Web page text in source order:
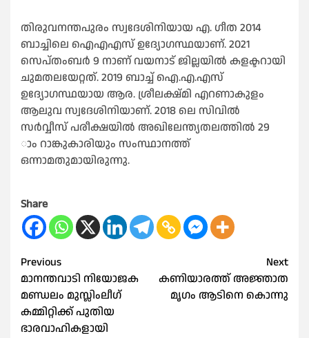
തിരുവനന്തപുരം സ്വദേശിനിയായ എ. ഗീത 2014
ബാച്ചിലെ ഐഎഎസ് ഉദ്യോഗസ്ഥയാണ്. 2021
സെപ്തംബര്‍ 9 നാണ് വയനാട് ജില്ലയില്‍ കളക്ടറായി
ചുമതലയേറ്റത്. 2019 ബാച്ച് ഐ.എ.എസ്
ഉദ്യോഗസ്ഥയായ ആര. ശ്രീലക്ഷ്മി എറണാകുളം
ആലുവ സ്വദേശിനിയാണ്. 2018 ലെ സിവില്‍
സര്‍വ്വീസ് പരീക്ഷയില്‍ അഖിലേന്ത്യതലത്തില്‍ 29
ാം റാങ്കുകാരിയും സംസ്ഥാനത്ത്
ഒന്നാമതുമായിരുന്നു.
Share
Post
navigation
Previous
മാനന്തവാടി നിയോജക
മണ്ഡലം മുസ്ലിംലീഗ്
കമ്മിറ്റിക്ക് പുതിയ
ഭാരവാഹികളായി
Next
കണിയാരത്ത് അജ്ഞാത
മൃഗം ആടിനെ കൊന്നു